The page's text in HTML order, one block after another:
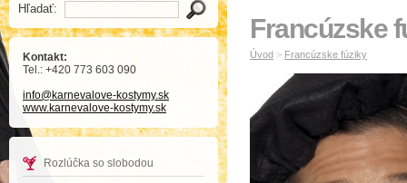
Hľadať:
Kontakt:
Tel.: +420 773 603 090
info@karnevalove-kostymy.sk
www.karnevalove-kostymy.sk
Rozlúčka so slobodou
Francúzske
Úvod > Francúzske fúziky